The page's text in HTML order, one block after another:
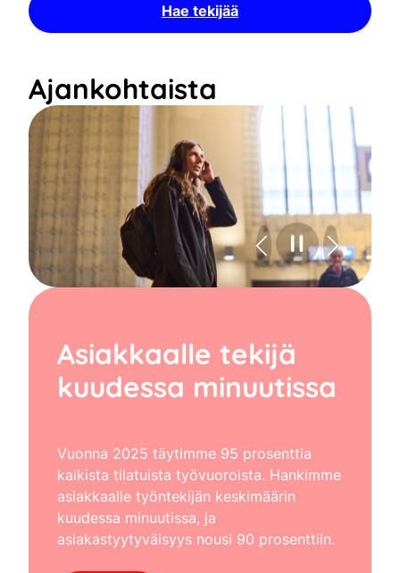
Hae tekijää
Ajankohtaista
Asiakkaalle tekijä
kuudessa minuutissa
Vuonna 2025 täytimme 95 prosenttia
kaikista tilatuista työvuoroista. Hankimme
asiakkaalle työntekijän keskimäärin
kuudessa minuutissa, ja
asiakastyytyväisyys nousi 90 prosenttiin.